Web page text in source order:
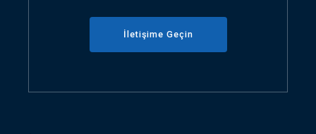
İletişime Geçin